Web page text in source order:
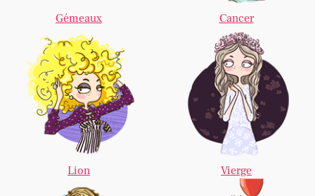
Gémeaux Cancer
Lion Vierge